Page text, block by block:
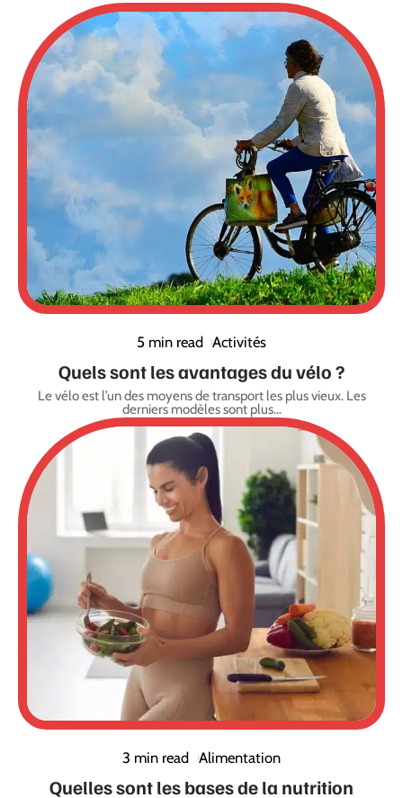
5 min read Activités
Quels sont les avantages du vélo ?
Le vélo est l’un des moyens de transport les plus vieux. Les
derniers modèles sont plus…
3 min read Alimentation
Quelles sont les bases de la nutrition